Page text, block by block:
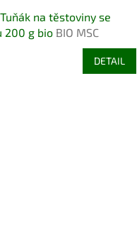
na těstoviny se
200 g bio BIO MSC
DETAIL